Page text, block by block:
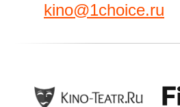
kino@1choice.ru